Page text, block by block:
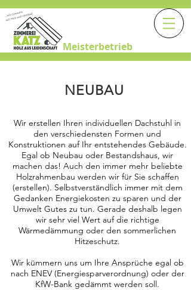
Meisterbetrieb
NEUBAU
Wir erstellen Ihren individuellen Dachstuhl in
den verschiedensten Formen und
Konstruktionen auf Ihr entstehendes Gebäude.
Egal ob Neubau oder Bestandshaus, wir
machen das! Auch den immer mehr beliebte
Holzrahmenbau werden wir für Sie schaffen
(erstellen). Selbstverständlich immer mit dem
Gedanken Energiekosten zu sparen und der
Umwelt Gutes zu tun. Gerade deshalb legen
wir sehr viel Wert auf die richtige
Wärmedämmung oder den sommerlichen
Hitzeschutz.
Wir kümmern uns um Ihre Ansprüche egal ob
nach ENEV (Energiesparverordnung) oder der
KfW-Bank gedämmt werden soll.